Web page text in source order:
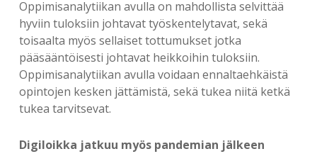
Oppimisanalytiikan avulla on mahdollista selvittää
hyviin tuloksiin johtavat työskentelytavat, sekä
toisaalta myös sellaiset tottumukset jotka
pääsääntöisesti johtavat heikkoihin tuloksiin.
Oppimisanalytiikan avulla voidaan ennaltaehkäistä
opintojen kesken jättämistä, sekä tukea niitä ketkä
tukea tarvitsevat.
Digiloikka jatkuu myös pandemian jälkeen